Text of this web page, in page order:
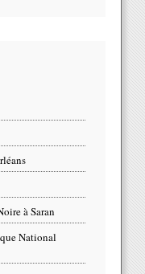
à Saran
National